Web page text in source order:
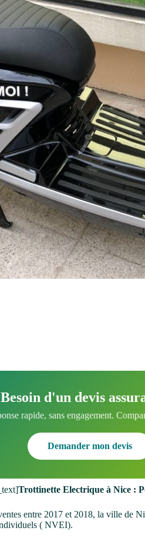
Besoin d'un devis
rapide, sans engagement.
Demander mon devis
Trottinette Electrique à Nice :
entre 2017 et 2018, la ville de
( NVEI).